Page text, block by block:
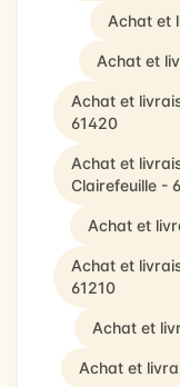
Achat et
Achat et
Achat et
61420
Achat et
Clairefeuille -
Achat et
Achat et
61210
Achat et
Achat et